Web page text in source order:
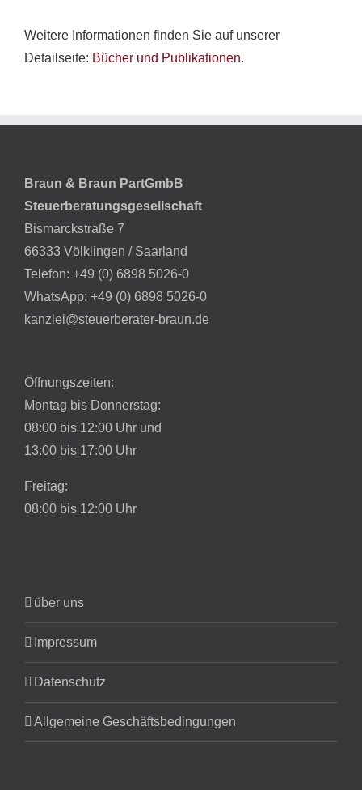
Weitere Informationen finden Sie auf unserer
Detailseite: Bücher und Publikationen.
Braun & Braun PartGmbB
Steuerberatungsgesellschaft
Bismarckstraße 7
66333 Völklingen / Saarland
Telefon: +49 (0) 6898 5026-0
WhatsApp: +49 (0) 6898 5026-0
kanzlei@steuerberater-braun.de
Öffnungszeiten:
Montag bis Donnerstag:
08:00 bis 12:00 Uhr und
13:00 bis 17:00 Uhr
Freitag:
08:00 bis 12:00 Uhr
über uns
Impressum
Datenschutz
Allgemeine Geschäftsbedingungen